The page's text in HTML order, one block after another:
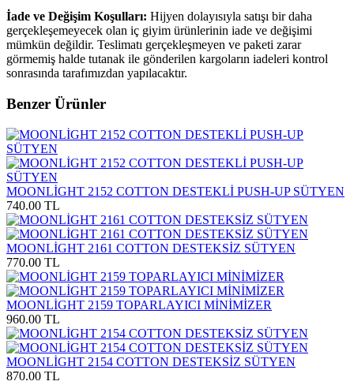
İade ve Değişim Koşulları: Hijyen dolayısıyla satışı bir daha
gerçekleşemeyecek olan iç giyim ürünlerinin iade ve değişimi
mümkün değildir. Teslimatı gerçekleşmeyen ve paketi zarar
görmemiş halde tutanak ile gönderilen kargoların iadeleri kontrol
sonrasında tarafımızdan yapılacaktır.
Benzer Ürünler
MOONLİGHT 2152 COTTON DESTEKLİ PUSH-UP SÜTYEN
740.00 TL
MOONLİGHT 2161 COTTON DESTEKSİZ SÜTYEN
770.00 TL
MOONLİGHT 2159 TOPARLAYICI MİNİMİZER
960.00 TL
MOONLİGHT 2154 COTTON DESTEKSİZ SÜTYEN
870.00 TL